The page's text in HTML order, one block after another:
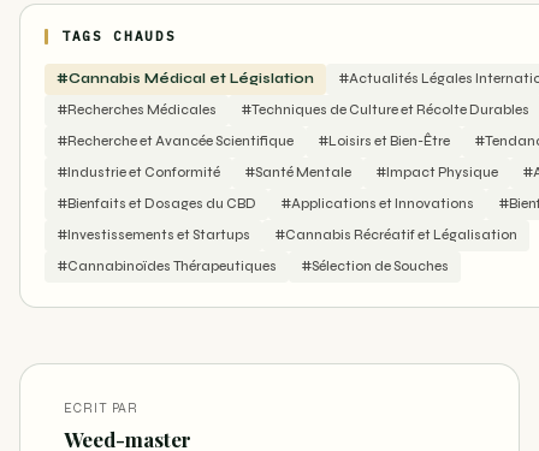
TAGS CHAUDS
#Cannabis Médical et Législation
#Actualités Légales
#Recherches Médicales
#Techniques de Culture et Récolte Durables
#Recherche et Avancée Scientifique
#Loisirs et Bien-Être
#Industrie et Conformité
#Santé Mentale #Impact Physique
#Bienfaits et Dosages du CBD
#Applications et Innovations
#Investissements et Startups
#Cannabis Récréatif et Légalisation
#Cannabinoïdes Thérapeutiques
#Sélection de Souches
ECRIT PAR
Weed-master